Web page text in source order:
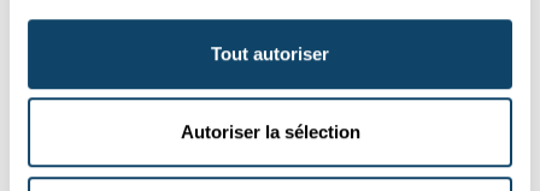
Tout autoriser
Autoriser la sélection